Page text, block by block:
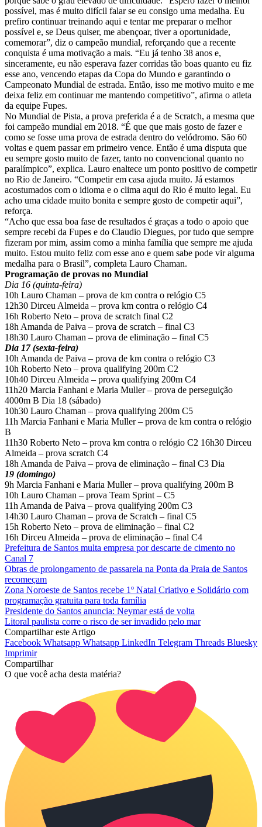
possível, mas é muito difícil falar se eu consigo uma medalha. Eu
prefiro continuar treinando aqui e tentar me preparar o melhor
possível e, se Deus quiser, me abençoar, tiver a oportunidade,
comemorar”, diz o campeão mundial, reforçando que a recente
conquista é uma motivação a mais. “Eu já tenho 38 anos e,
sinceramente, eu não esperava fazer corridas tão boas quanto eu fiz
esse ano, vencendo etapas da Copa do Mundo e garantindo o
Campeonato Mundial de estrada. Então, isso me motivo muito e me
deixa feliz em continuar me mantendo competitivo”, afirma o atleta
da equipe Fupes.
No Mundial de Pista, a prova preferida é a de Scratch, a mesma que
foi campeão mundial em 2018. “É que que mais gosto de fazer e
como se fosse uma prova de estrada dentro do velódromo. São 60
voltas e quem passar em primeiro vence. Então é uma disputa que
eu sempre gosto muito de fazer, tanto no convencional quanto no
paralímpico”, explica. Lauro enaltece um ponto positivo de competir
no Rio de Janeiro. “Competir em casa ajuda muito. Já estamos
acostumados com o idioma e o clima aqui do Rio é muito legal. Eu
acho uma cidade muito bonita e sempre gosto de competir aqui”,
reforça.
“Acho que essa boa fase de resultados é graças a todo o apoio que
sempre recebi da Fupes e do Claudio Diegues, por tudo que sempre
fizeram por mim, assim como a minha família que sempre me ajuda
muito. Estou muito feliz com esse ano e quem sabe pode vir alguma
medalha para o Brasil”, completa Lauro Chaman.
Programação de provas no Mundial
Dia 16 (quinta-feira)
10h Lauro Chaman – prova de km contra o relógio C5
12h30 Dirceu Almeida – prova km contra o relógio C4
16h Roberto Neto – prova de scratch final C2
18h Amanda de Paiva – prova de scratch – final C3
18h30 Lauro Chaman – prova de eliminação – final C5
Dia 17 (sexta-feira)
10h Amanda de Paiva – prova de km contra o relógio C3
10h Roberto Neto – prova qualifying 200m C2
10h40 Dirceu Almeida – prova qualifying 200m C4
11h20 Marcia Fanhani e Maria Muller – prova de perseguição
4000m B Dia 18 (sábado)
10h30 Lauro Chaman – prova qualifying 200m C5
11h Marcia Fanhani e Maria Muller – prova de km contra o relógio
B
11h30 Roberto Neto – prova km contra o relógio C2 16h30 Dirceu
Almeida – prova scratch C4
18h Amanda de Paiva – prova de eliminação – final C3 Dia
19 (domingo)
9h Marcia Fanhani e Maria Muller – prova qualifying 200m B
10h Lauro Chaman – prova Team Sprint – C5
11h Amanda de Paiva – prova qualifying 200m C3
14h30 Lauro Chaman – prova de Scratch – final C5
15h Roberto Neto – prova de eliminação – final C2
16h Dirceu Almeida – prova de eliminação – final C4
Prefeitura de Santos multa empresa por descarte de cimento no
Canal 7
Obras de prolongamento de passarela na Ponta da Praia de Santos
recomeçam
Zona Noroeste de Santos recebe 1º Natal Criativo e Solidário com
programação gratuita para toda família
Presidente do Santos anuncia: Neymar está de volta
Litoral paulista corre o risco de ser invadido pelo mar
Compartilhar este Artigo
Facebook Whatsapp Whatsapp LinkedIn Telegram Threads Bluesky
Imprimir
Compartilhar
O que você acha desta matéria?